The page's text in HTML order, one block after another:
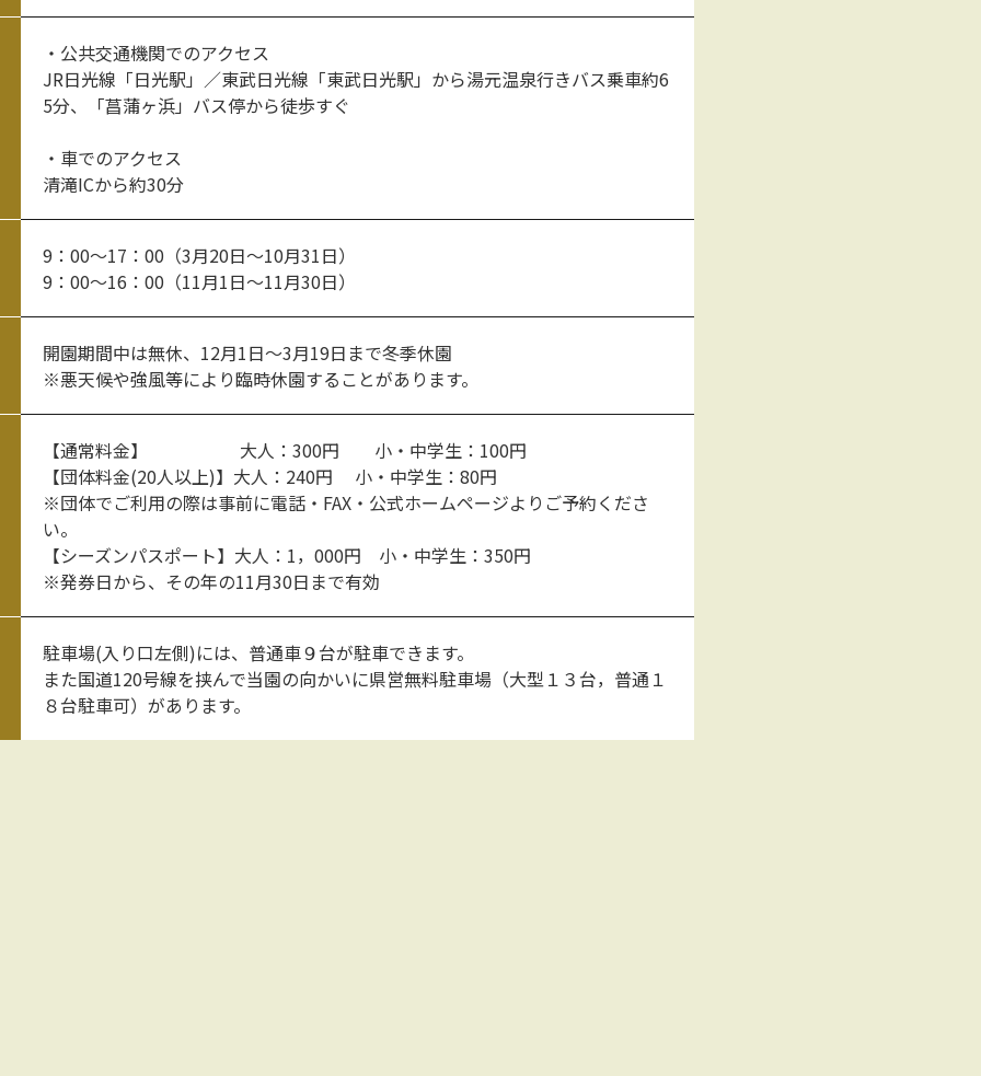
・公共交通機関でのアクセス
JR日光線「日光駅」／東武日光線「東武日光駅」から湯元温泉行きバス乗車約6
5分、「菖蒲ヶ浜」バス停から徒歩すぐ
・車でのアクセス
清滝ICから約30分
9：00～17：00（3月20日～10月31日）
9：00～16：00（11月1日～11月30日）
開園期間中は無休、12月1日～3月19日まで冬季休園
※悪天候や強風等により臨時休園することがあります。
【通常料金】 大人：300円 小・中学生：100円
【団体料金(20人以上)】大人：240円 小・中学生：80円
※団体でご利用の際は事前に電話・FAX・公式ホームページよりご予約くださ
い。
【シーズンパスポート】大人：1，000円 小・中学生：350円
※発券日から、その年の11月30日まで有効
駐車場(入り口左側)には、普通車９台が駐車できます。
また国道120号線を挟んで当園の向かいに県営無料駐車場（大型１３台，普通１
８台駐車可）があります。